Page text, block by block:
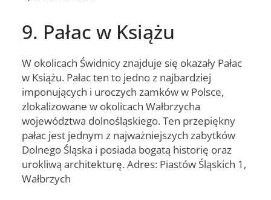
9. Pałac w Książu
W okolicach Świdnicy znajduje się okazały Pałac
w Książu. Pałac ten to jedno z najbardziej
imponujących i uroczych zamków w Polsce,
zlokalizowane w okolicach Wałbrzycha
województwa dolnośląskiego. Ten przepiękny
pałac jest jednym z najważniejszych zabytków
Dolnego Śląska i posiada bogatą historię oraz
urokliwą architekturę. Adres: Piastów Śląskich 1,
Wałbrzych